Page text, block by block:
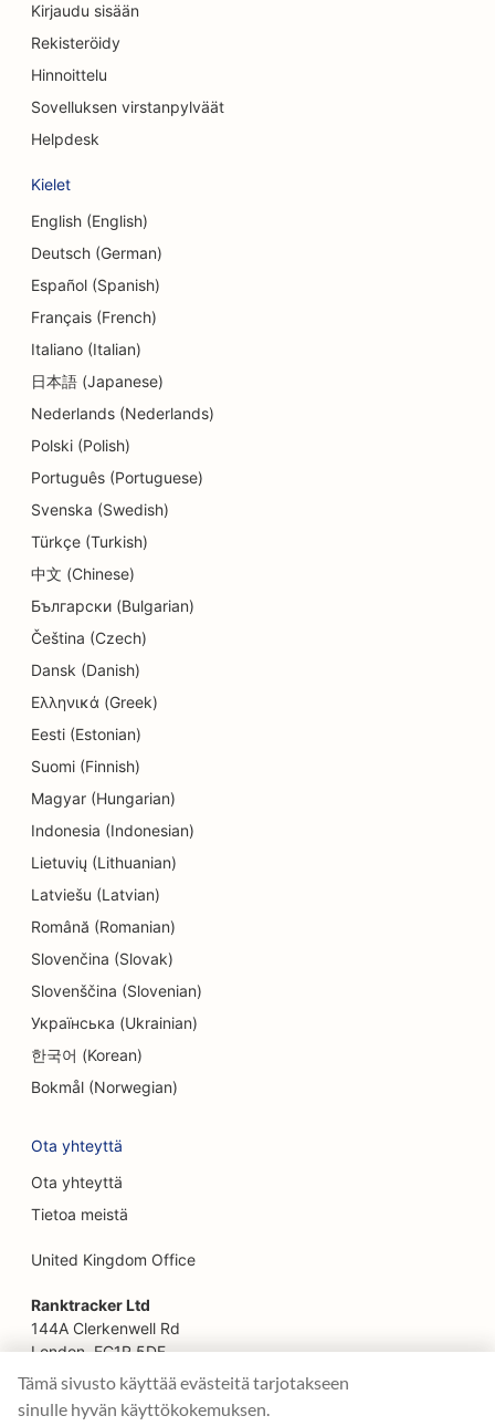
SEO luottoyhteisöille
SEO konsulttiyrityksille
SEO Delisille
SEO tanssistudioille
SEO ihohiontapalveluille
SEO päiväkodeille
SEO hammaslääkäriklinikoille
SEO yksityiskohtien kaupoille
SEO Cupcake-kaupoille
Koulutus- ja lastenhoitopalvelujen SEO
SEO donitsikaupoille
SEO sähköasentajille
SEO elektroniikkakaupoille
SEO insinööritoimistoille
SEO endodontologeille
SEO for Entertainment &amp; Recreation
SEO pakohuoneita varten
EO etnisille ravintoloille
SEO Farm-to-Table-ravintoloille
SEO perheravintoloille
SEO pikaruokaravintoloille
SEO kukkakaupoille
SEO Fine Dining -ravintoloille
SEO rahoituspalveluille
SEO ruokakeskuksille
SEO ranskalaisille konditorioille
Kirjaudu sisään
Rekisteröidy
Hinnoittelu
Sovelluksen virstanpylväät
Helpdesk
Kielet
English (English)
Deutsch (German)
Español (Spanish)
Français (French)
Italiano (Italian)
日本語 (Japanese)
Nederlands (Nederlands)
Polski (Polish)
Português (Portuguese)
Svenska (Swedish)
Türkçe (Turkish)
中文 (Chinese)
Български (Bulgarian)
Čeština (Czech)
Dansk (Danish)
Ελληνικά (Greek)
Eesti (Estonian)
Suomi (Finnish)
Magyar (Hungarian)
Indonesia (Indonesian)
Lietuvių (Lithuanian)
Latviešu (Latvian)
Română (Romanian)
Slovenčina (Slovak)
Slovenščina (Slovenian)
Українська (Ukrainian)
한국어 (Korean)
Bokmål (Norwegian)
Ota yhteyttä
Ota yhteyttä
Tietoa meistä
United Kingdom Office
Ranktracker Ltd
144A Clerkenwell Rd
London, EC1R 5DF
Company No: 08820809
felix@ranktracker.com
Tämä sivusto käyttää evästeitä tarjotakseen
sinulle hyvän käyttökokemuksen.